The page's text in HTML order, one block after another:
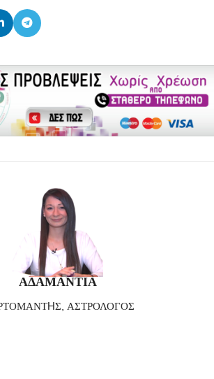
ΑΔΑΜΑΝΤΙΑ
ΑΣΤΡΟΛΟΓΟΣ